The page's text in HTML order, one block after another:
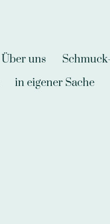
Über uns
in eigener Sache